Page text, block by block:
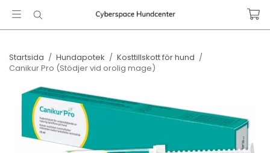
Startsida / Hundapotek / Kosttillskott för hund /
Canikur Pro (Stödjer vid orolig mage)